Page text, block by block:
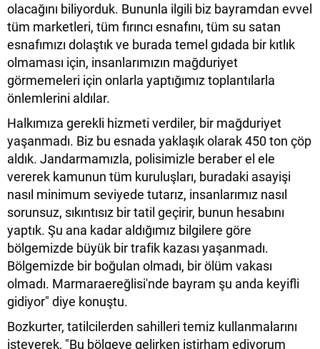
olacağını biliyorduk. Bununla ilgili biz bayramdan evvel
tüm marketleri, tüm fırıncı esnafını, tüm su satan
esnafımızı dolaştık ve burada temel gıdada bir kıtlık
olmaması için, insanlarımızın mağduriyet
görmemeleri için onlarla yaptığımız toplantılarla
önlemlerini aldılar.
Halkımıza gerekli hizmeti verdiler, bir mağduriyet
yaşanmadı. Biz bu esnada yaklaşık olarak 450 ton çöp
aldık. Jandarmamızla, polisimizle beraber el ele
vererek kamunun tüm kuruluşları, buradaki asayişi
nasıl minimum seviyede tutarız, insanlarımız nasıl
sorunsuz, sıkıntısız bir tatil geçirir, bunun hesabını
yaptık. Şu ana kadar aldığımız bilgilere göre
bölgemizde büyük bir trafik kazası yaşanmadı.
Bölgemizde bir boğulan olmadı, bir ölüm vakası
olmadı. Marmaraereğlisi'nde bayram şu anda keyifli
gidiyor" diye konuştu.
Bozkurter, tatilcilerden sahilleri temiz kullanmalarını
isteyerek, "Bu bölgeye gelirken istirham ediyorum